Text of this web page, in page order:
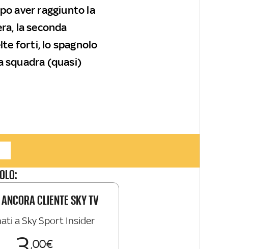
aver raggiunto la
la seconda
forti, lo spagnolo
squadra (quasi)
CLIENTE SKY TV
a Sky Sport Insider
00